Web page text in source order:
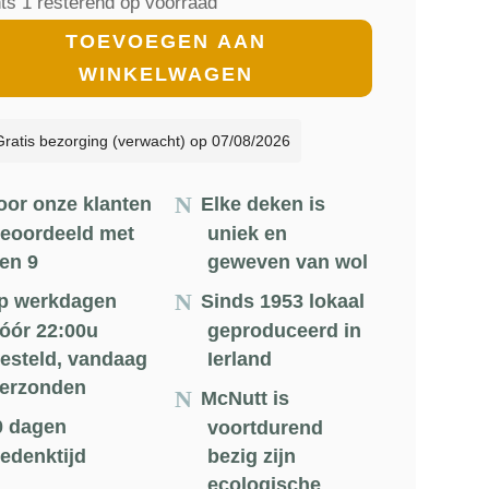
€91.00.€81.90.
Multicolor
TOEVOEGEN AAN
WINKELWAGEN
bezorging (verwacht) op 07/08/2026
onze klanten
met
9
werkdagen
22:00u
vandaag
dagen
Elke deken is
uniek en
geweven van wol
Sinds 1953 lokaal
geproduceerd in
Ierland
McNutt is
voortdurend
bezig zijn